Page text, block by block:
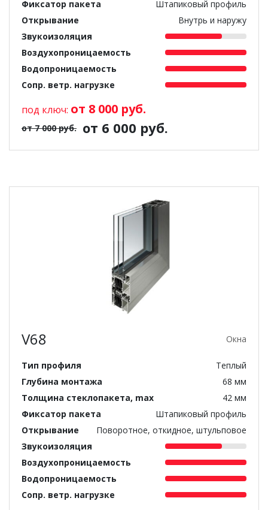
Фиксатор пакета
Штапиковый профиль
Открывание
Внутрь и наружу
Звукоизоляция
Воздухопроницаемость
Водопроницаемость
Сопр. ветр. нагрузке
под ключ: от 8 000 руб.
от 7 000 руб. от 6 000 руб.
V68 Окна
Тип профиля
Теплый
Глубина монтажа
68 мм
Толщина стеклопакета, max
42 мм
Фиксатор пакета
Штапиковый профиль
Открывание
Поворотное, откидное, штульповое
Звукоизоляция
Воздухопроницаемость
Водопроницаемость
Сопр. ветр. нагрузке